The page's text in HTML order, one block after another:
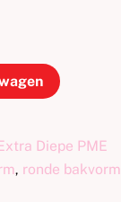
Diepe PME
, ronde bakvorm